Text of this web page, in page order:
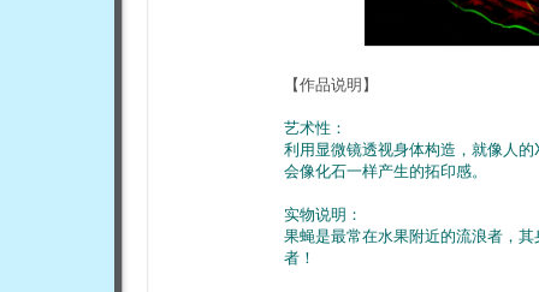
【作品说明】
艺术性：
利用显微镜透视身体构造，就像人
会像化石一样产生的拓印感。
实物说明：
果蝇是最常在水果附近的流浪者，
者！